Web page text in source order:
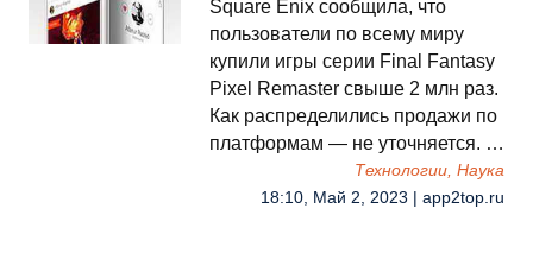
Square Enix сообщила, что
пользователи по всему миру
купили игры серии Final Fantasy
Pixel Remaster свыше 2 млн раз.
Как распределились продажи по
платформам — не уточняется. …
Технологии, Наука
18:10, Май 2, 2023 | app2top.ru